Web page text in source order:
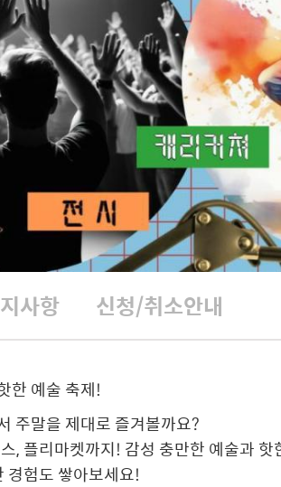
사항 신청/취소안내
한 예술 축제!
주말을 제대로 즐겨볼까요?
, 플리마켓까지! 감성 충만한 예술과
경험도 쌓아보세요!